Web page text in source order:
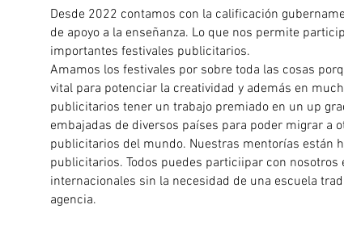
Desde 2022 contamos con la calificación
de apoyo a la enseñanza. Lo que nos permite
importantes festivales publicitarios.
Amamos los festivales por sobre toda las cosas
vital para potenciar la creatividad y además en
publicitarios tener un trabajo premiado en un up
embajadas de diversos países para poder migrar a
publicitarios del mundo. Nuestras mentorías están
publicitarios. Todos puedes particiipar con nosotros
internacionales sin la necesidad de una escuela
agencia.